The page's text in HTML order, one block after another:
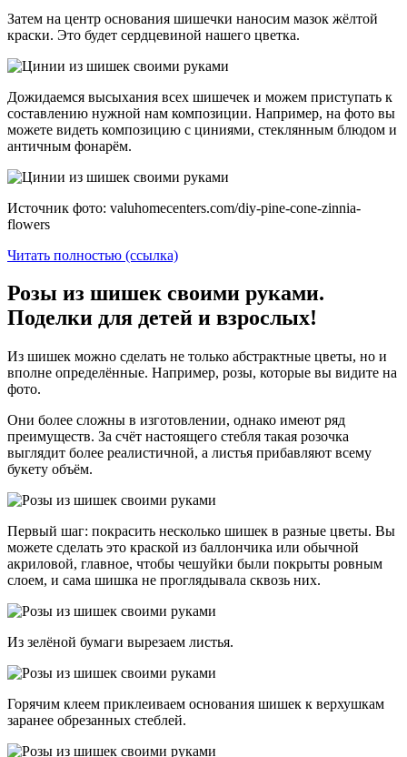
Затем на центр основания шишечки наносим мазок жёлтой
краски. Это будет сердцевиной нашего цветка.
Дожидаемся высыхания всех шишечек и можем приступать к
составлению нужной нам композиции. Например, на фото вы
можете видеть композицию с циниями, стеклянным блюдом и
античным фонарём.
Источник фото: valuhomecenters.com/diy-pine-cone-zinnia-
flowers
Читать полностью (ссылка)
Розы из шишек своими руками.
Поделки для детей и взрослых!
Из шишек можно сделать не только абстрактные цветы, но и
вполне определённые. Например, розы, которые вы видите на
фото.
Они более сложны в изготовлении, однако имеют ряд
преимуществ. За счёт настоящего стебля такая розочка
выглядит более реалистичной, а листья прибавляют всему
букету объём.
Первый шаг: покрасить несколько шишек в разные цветы. Вы
можете сделать это краской из баллончика или обычной
акриловой, главное, чтобы чешуйки были покрыты ровным
слоем, и сама шишка не проглядывала сквозь них.
Из зелёной бумаги вырезаем листья.
Горячим клеем приклеиваем основания шишек к верхушкам
заранее обрезанных стеблей.